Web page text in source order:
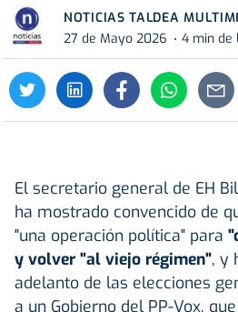
NOTICIAS TALDEA
27 de Mayo 2026
4 min de
El secretario general de EH
ha mostrado convencido de
"una operación política" para
y volver "al viejo régimen", y
adelanto de las elecciones
a un Gobierno del PP-Vox,